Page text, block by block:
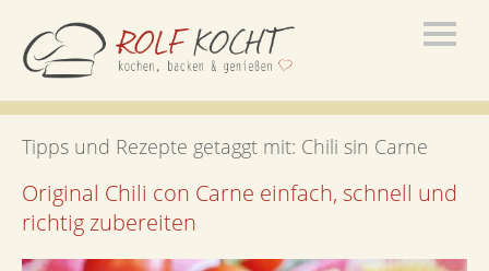
Tipps und Rezepte getaggt mit: Chili sin Carne
Original Chili con Carne einfach, schnell und
richtig zubereiten